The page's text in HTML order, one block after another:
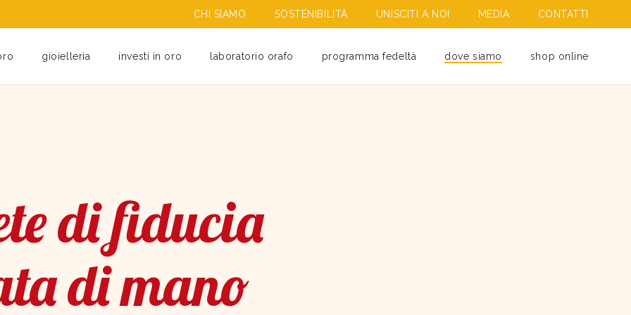
CHI SIAMO SOSTENIBILITÀ UNISCITI A NOI MEDIA CONTATTI
gioielleria investi in oro laboratorio orafo programma fedeltà dove siamo shop online
di fiducia
di mano